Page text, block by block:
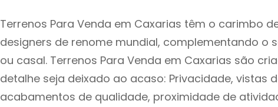
Terrenos Para Venda em Caxarias têm o carimbo
designers de renome mundial, complementando o
ou casal. Terrenos Para Venda em Caxarias são
detalhe seja deixado ao acaso: Privacidade, vistas
acabamentos de qualidade, proximidade de